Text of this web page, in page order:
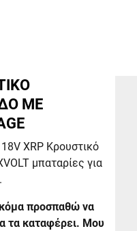
ΜΕ
XRP Κρουστικό
μπαταρίες για
προσπαθώ να
τα καταφέρει. Μου